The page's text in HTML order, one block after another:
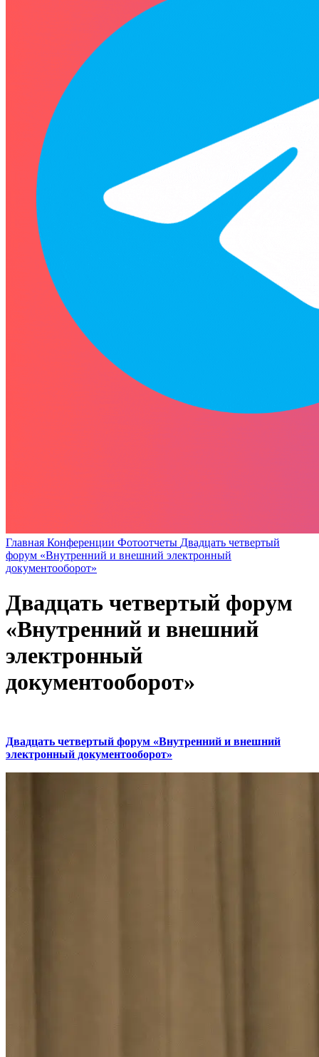
Главная Конференции Фотоотчеты Двадцать четвертый
форум «Внутренний и внешний электронный
документооборот»
Двадцать четвертый форум
«Внутренний и внешний
электронный
документооборот»
Двадцать четвертый форум «Внутренний и внешний
электронный документооборот»